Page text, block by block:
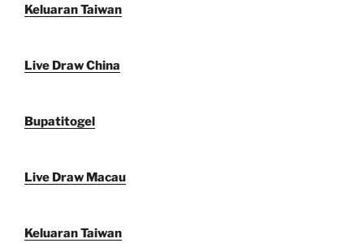
Keluaran Taiwan
Live Draw China
Bupatitogel
Live Draw Macau
Keluaran Taiwan